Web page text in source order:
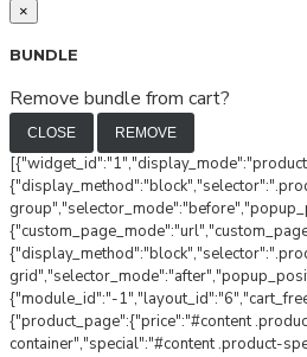
×
BUNDLE
Remove bundle from cart?
CLOSE REMOVE
{"module_id":"-
{"product_page":{"price":"#content
container","special":"#content .product-